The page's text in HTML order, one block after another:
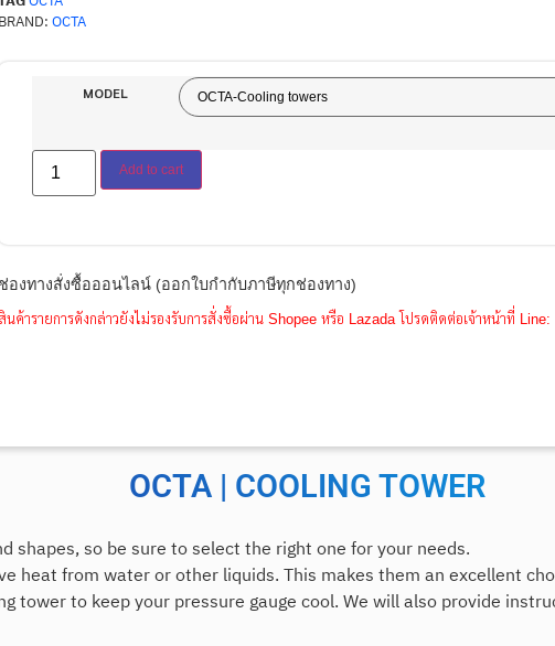
BRAND:OCTA
MODEL
Add to cart
ช่องทางสั่งซื้อออนไลน์ (ออกใบกำกับภาษีทุกช่องทาง)
นค้ารายการดังกล่าวยังไม่รองรับการสั่งซื้อผ่าน Shopee หรือ Lazada โปรดติดต่อเจ้าหน้าที่
OCTA | COOLING TOWER
shapes, so be sure to select the right one for your needs.
heat from water or other liquids. This makes them an excellent
tower to keep your pressure gauge cool. We will also provide